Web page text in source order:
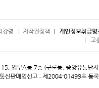
강령 저작권정책 개인정보취급방
고
업무A동 7층 (구로동, 중앙유통단
통신판매업신고 : 제2004-01499호 등